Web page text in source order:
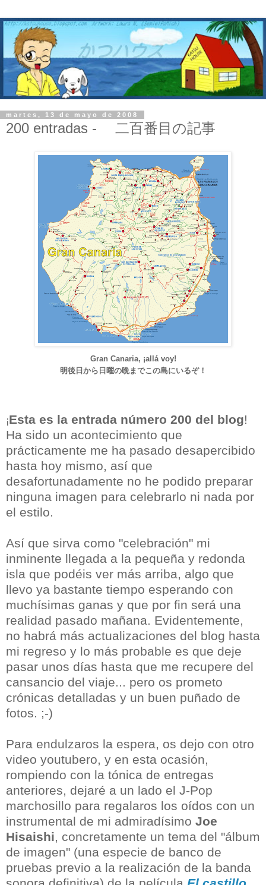
martes, 13 de mayo de 2008
200 entradas - 二百番目の記事
Gran Canaria, ¡allá voy!
明後日から日曜の晩までこの島にいるぞ！
¡Esta es la entrada número 200 del blog!
Ha sido un acontecimiento que
prácticamente me ha pasado desapercibido
hasta hoy mismo, así que
desafortunadamente no he podido preparar
ninguna imagen para celebrarlo ni nada por
el estilo.
Así que sirva como "celebración" mi
inminente llegada a la pequeña y redonda
isla que podéis ver más arriba, algo que
llevo ya bastante tiempo esperando con
muchísimas ganas y que por fin será una
realidad pasado mañana. Evidentemente,
no habrá más actualizaciones del blog hasta
mi regreso y lo más probable es que deje
pasar unos días hasta que me recupere del
cansancio del viaje... pero os prometo
crónicas detalladas y un buen puñado de
fotos. ;-)
Para endulzaros la espera, os dejo con otro
video youtubero, y en esta ocasión,
rompiendo con la tónica de entregas
anteriores, dejaré a un lado el J-Pop
marchosillo para regalaros los oídos con un
instrumental de mi admiradísimo Joe
Hisaishi, concretamente un tema del "álbum
de imagen" (una especie de banco de
pruebas previo a la realización de la banda